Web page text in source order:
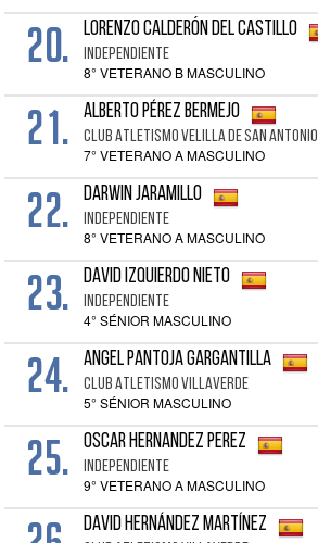
20. LORENZO CALDERÓN DEL CASTILLO
INDEPENDIENTE
8° VETERANO B MASCULINO
21. ALBERTO PÉREZ BERMEJO
CLUB ATLETISMO VELILLA DE SAN ANTONIO
7° VETERANO A MASCULINO
22. DARWIN JARAMILLO
INDEPENDIENTE
8° VETERANO A MASCULINO
23. DAVID IZQUIERDO NIETO
INDEPENDIENTE
4° SÉNIOR MASCULINO
24. ANGEL PANTOJA GARGANTILLA
CLUB ATLETISMO VILLAVERDE
5° SÉNIOR MASCULINO
25. OSCAR HERNANDEZ PEREZ
INDEPENDIENTE
9° VETERANO A MASCULINO
DAVID HERNÁNDEZ MARTÍNEZ